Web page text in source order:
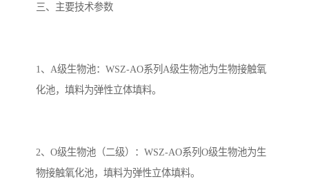
三、主要技术参数
1、A级生物池：WSZ-AO系列A级生物池为生物接触氧
化池，填料为弹性立体填料。
2、O级生物池（二级）：WSZ-AO系列O级生物池为生
物接触氧化池，填料为弹性立体填料。